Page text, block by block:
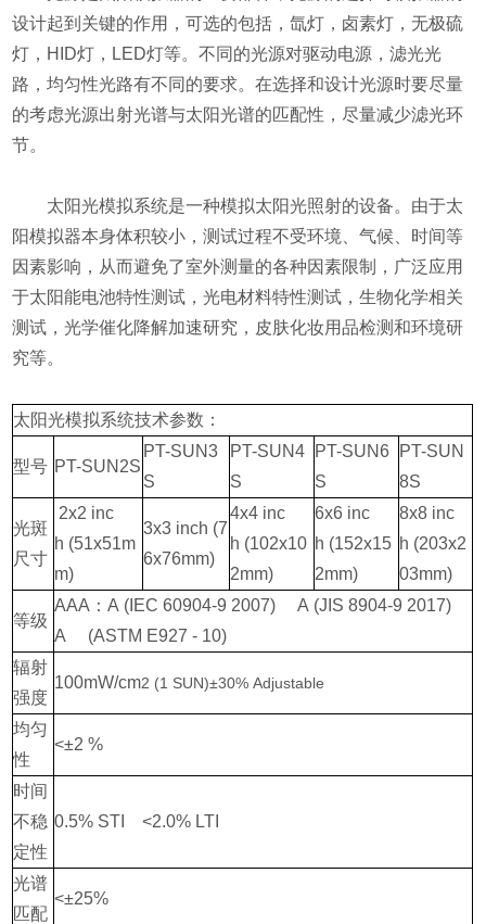
设计起到关键的作用，可选的包括，氙灯，卤素灯，无极硫
灯，HID灯，LED灯等。不同的光源对驱动电源，滤光光
路，均匀性光路有不同的要求。在选择和设计光源时要尽量
的考虑光源出射光谱与太阳光谱的匹配性，尽量减少滤光环
节。
太阳光模拟系统是一种模拟太阳光照射的设备。由于太
阳模拟器本身体积较小，测试过程不受环境、气候、时间等
因素影响，从而避免了室外测量的各种因素限制，广泛应用
于太阳能电池特性测试，光电材料特性测试，生物化学相关
测试，光学催化降解加速研究，皮肤化妆用品检测和环境研
究等。
太阳光模拟系统技术参数：
型号 PT-SUN2S
PT-SUN3
S
PT-SUN4
S
PT-SUN6
S
PT-SUN
8S
光斑
尺寸
2x2 inc
h (51x51m
m)
3x3 inch (7
6x76mm)
4x4 inc
h (102x10
2mm)
6x6 inc
h (152x15
2mm)
8x8 inc
h (203x2
03mm)
等级
AAA：A (IEC 60904-9 2007) A (JIS 8904-9 2017)
A (ASTM E927 - 10)
辐射
强度
100mW/cm2 (1 SUN)±30% Adjustable
均匀
性
<±2 %
时间
不稳
定性
0.5% STI <2.0% LTI
光谱
匹配
<±25%